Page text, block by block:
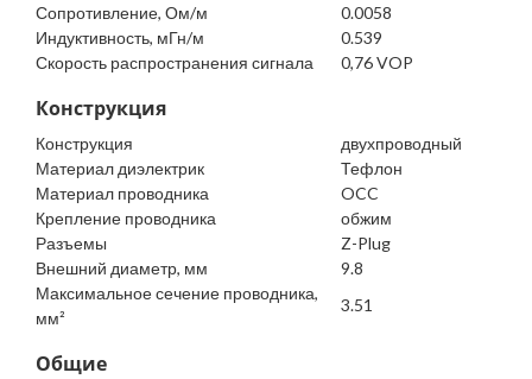
Сопротивление, Ом/м
0.0058
Индуктивность, мГн/м
0.539
Скорость распространения сигнала
0,76 VOP
Конструкция
Конструкция
двухпроводный
Материал диэлектрик
Тефлон
Материал проводника
OCC
Крепление проводника
обжим
Разъемы
Z-Plug
Внешний диаметр, мм
9.8
Максимальное сечение проводника,
мм²
3.51
Общие